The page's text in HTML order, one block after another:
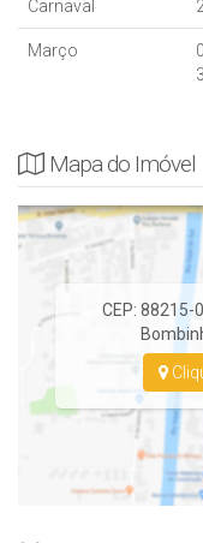
capacidade máxima
NÃO possui tela de
* Rua Pavimentada.
Carnaval
Março
Mapa do Imóvel
CEP: 88215-